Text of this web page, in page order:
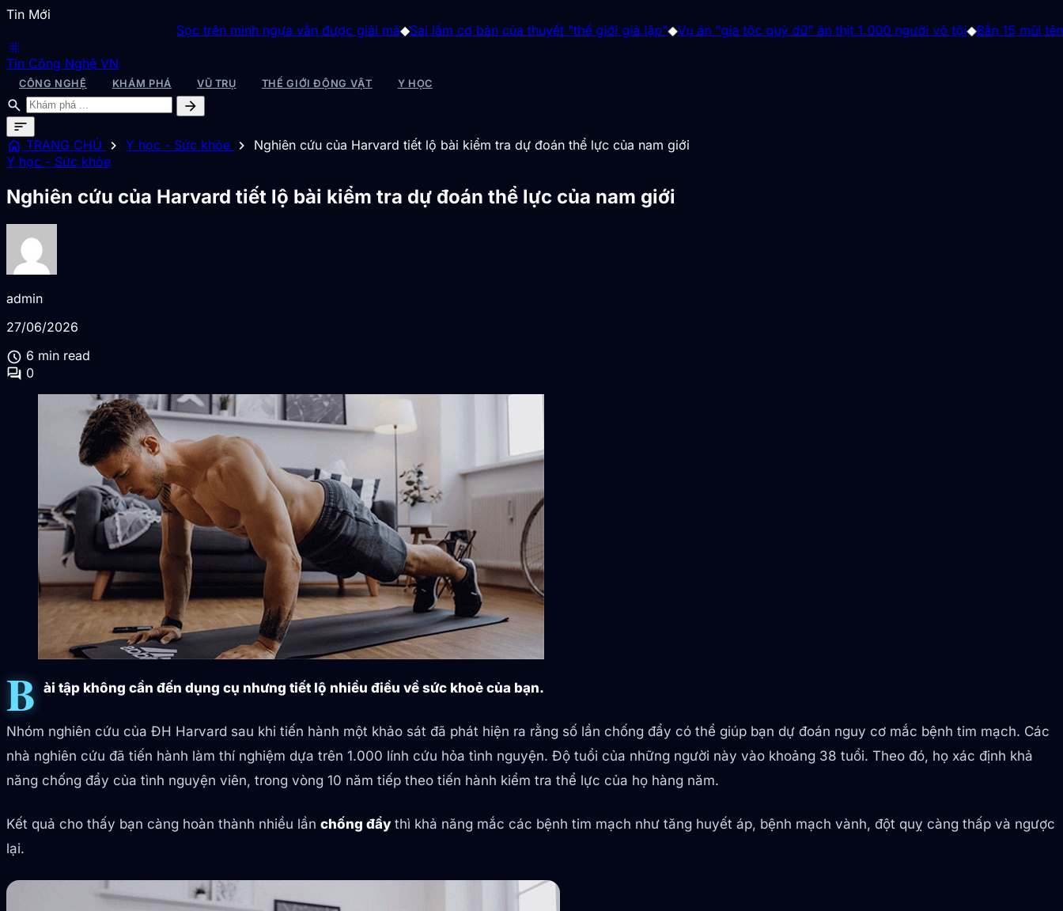
Tin Mới
Sọc trên mình ngựa vằn được giải mã◆Sai lầm cơ bản của thuyết "thế giới giả lập"◆Vụ án "gia tộc quỷ dữ" ăn thịt 1.000 người vô tội◆Bắn 15 mũi tên trong 10
blur_on
Tin Công Nghệ VN
CÔNG NGHỆ KHÁM PHÁ VŨ TRỤ THẾ GIỚI ĐỘNG VẬT Y HỌC
search
arrow_forward
sort
home TRANG CHỦ chevron_right Y học - Sức khỏe chevron_right
Nghiên cứu của Harvard tiết lộ bài kiểm tra dự đoán thể lực của nam giới
Y học - Sức khỏe
Nghiên cứu của Harvard tiết lộ bài kiểm tra dự đoán thể lực của nam giới
admin
27/06/2026
schedule 6 min read
forum 0
B ài tập không cần đến dụng cụ nhưng tiết lộ nhiều điều về sức khoẻ của bạn.
Nhóm nghiên cứu của ĐH Harvard sau khi tiến hành một khảo sát đã phát hiện ra rằng số lần chống đẩy có thể giúp bạn dự đoán nguy cơ mắc bệnh tim mạch. Các
nhà nghiên cứu đã tiến hành làm thí nghiệm dựa trên 1.000 lính cứu hỏa tình nguyện. Độ tuổi của những người này vào khoảng 38 tuổi. Theo đó, họ xác định khả
năng chống đẩy của tình nguyện viên, trong vòng 10 năm tiếp theo tiến hành kiểm tra thể lực của họ hàng năm.
Kết quả cho thấy bạn càng hoàn thành nhiều lần chống đẩy thì khả năng mắc các bệnh tim mạch như tăng huyết áp, bệnh mạch vành, đột quỵ càng thấp và ngược
lại.